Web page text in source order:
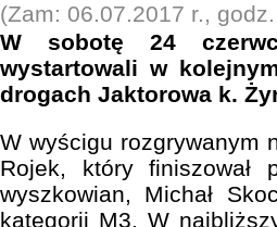
(Zam: 06.07.2017 r.,
W sobotę 24
wystartowali w
drogach Jaktorowa k.
W wyścigu rozgrywanym
Rojek, który finiszował
wyszkowian, Michał
kategorii M3. W